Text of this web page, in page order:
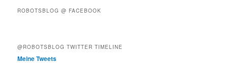
ROBOTSBLOG @ FACEBOOK
@ROBOTSBLOG TWITTER TIMELINE
Meine Tweets